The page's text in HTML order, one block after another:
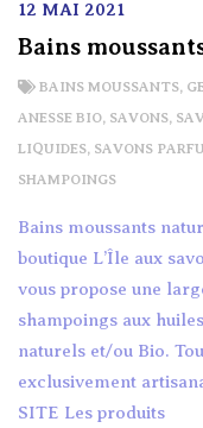
12 MAI 2021
Bains
BAINS MOUSSANTS,
ANESSE BIO, SAVONS,
LIQUIDES, SAVONS
SHAMPOINGS
Bains moussants
boutique L’Île aux
vous propose une
shampoings aux
naturels et/ou Bio.
exclusivement
SITE Les produits